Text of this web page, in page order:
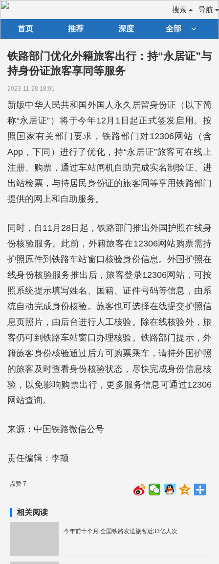
导航
搜索
首页 推荐 深度 全部
铁路部门优化外籍旅客出行：持“永居证”与
持身份证旅客享同等服务
2023-11-28 18:01
新版中华人民共和国外国人永久居留身份证（以下简
称“永居证”）将于今年12月1日起正式签发启用。按
照国家有关部门要求，铁路部门对12306网站（含
App，下同）进行了优化，持“永居证”旅客可在线上
注册、购票，通过车站闸机自助完成实名制验证、进
出站检票，与持居民身份证的旅客同等享用铁路部门
提供的网上和自助服务。
同时，自11月28日起，铁路部门推出外国护照在线身
份核验服务。此前，外籍旅客在12306网站购票需持
护照原件到铁路车站窗口核验身份信息。外国护照在
线身份核验服务推出后，旅客登录12306网站，可按
照系统提示填写姓名、国籍、证件号码等信息，由系
统自动完成身份核验。旅客也可选择在线提交护照信
息页照片，由后台进行人工核验。除在线核验外，旅
客仍可到铁路车站窗口办理核验。铁路部门提示，外
籍旅客身份核验通过后方可购票乘车，请持外国护照
的旅客及时查看身份核验状态，尽快完成身份信息核
验，以免影响购票出行，更多服务信息可通过12306
网站查询。
来源：中国铁路微信公号
责任编辑：李颉
点赞 7
相关阅读
今年前十个月 全国铁路发送旅客近33亿人次